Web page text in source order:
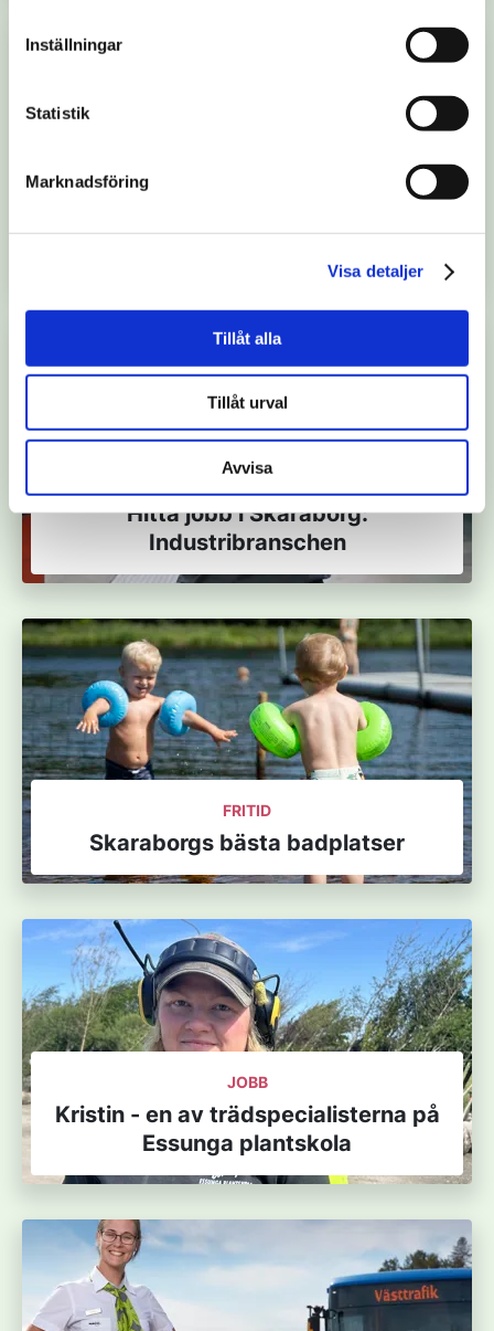
Inställningar
Statistik
Marknadsföring
Visa detaljer
Tillåt alla
Tillåt urval
Avvisa
Finansbranschen
Hitta jobb i Skaraborg:
Industribranschen
FRITID
Skaraborgs bästa badplatser
JOBB
Kristin - en av trädspecialisterna på
Essunga plantskola